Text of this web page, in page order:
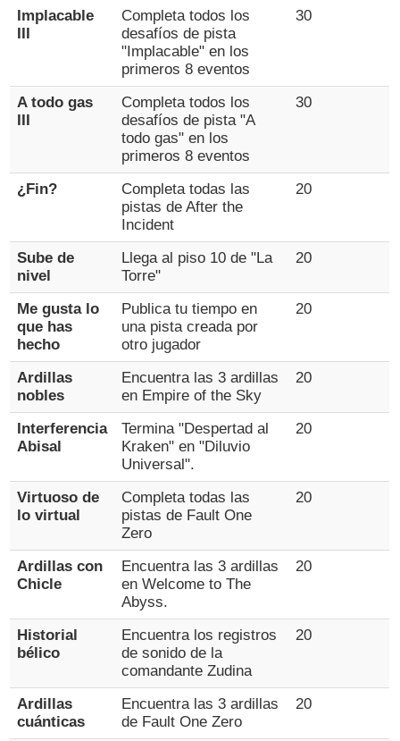
Implacable
III
Completa todos los
desafíos de pista
"Implacable" en los
primeros 8 eventos
30
A todo gas
III
Completa todos los
desafíos de pista "A
todo gas" en los
primeros 8 eventos
30
¿Fin?
Completa todas las
pistas de After the
Incident
20
Sube de
nivel
Llega al piso 10 de "La
Torre"
20
Me gusta lo
que has
hecho
Publica tu tiempo en
una pista creada por
otro jugador
20
Ardillas
nobles
Encuentra las 3 ardillas
en Empire of the Sky
20
Interferencia
Abisal
Termina "Despertad al
Kraken" en "Diluvio
Universal".
20
Virtuoso de
lo virtual
Completa todas las
pistas de Fault One
Zero
20
Ardillas con
Chicle
Encuentra las 3 ardillas
en Welcome to The
Abyss.
20
Historial
bélico
Encuentra los registros
de sonido de la
comandante Zudina
20
Ardillas
cuánticas
Encuentra las 3 ardillas
de Fault One Zero
20